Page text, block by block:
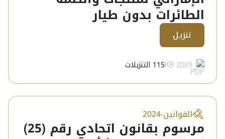
الطائرات بدون طيار
تنزيل
2089 KB
115 التنزيلات
القوانين-
2024
مرسوم بقانون اتحادي رقم (25)